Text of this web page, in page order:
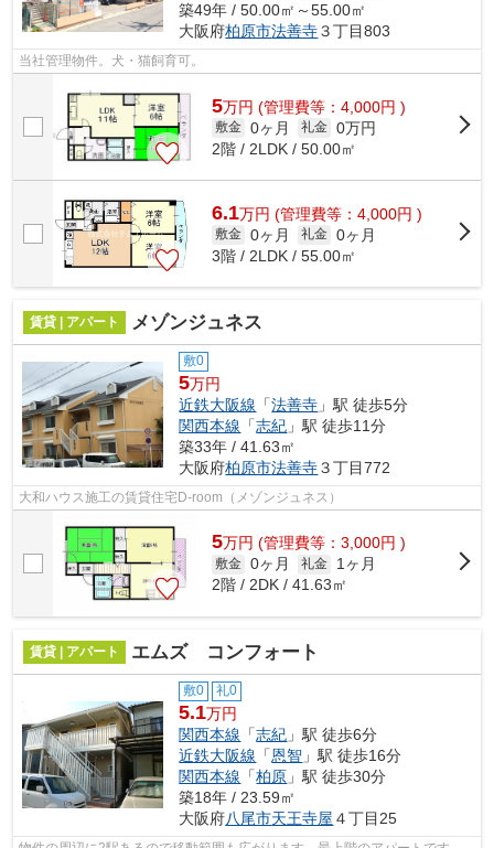
築49年 / 50.00㎡～55.00㎡
大阪府柏原市法善寺３丁目803
当社管理物件。犬・猫飼育可。
5万円 (管理費等：4,000円 )
敷金 0ヶ月 礼金 0万円
2階 / 2LDK / 50.00㎡
6.1万円 (管理費等：4,000円 )
敷金 0ヶ月 礼金 0ヶ月
3階 / 2LDK / 55.00㎡
賃貸 | アパート メゾンジュネス
敷0
5万円
近鉄大阪線 「法善寺 」駅 徒歩5分
関西本線 「志紀 」駅 徒歩11分
築33年 / 41.63㎡
大阪府柏原市法善寺３丁目772
大和ハウス施工の賃貸住宅D-room（メゾンジュネス）
5万円 (管理費等：3,000円 )
敷金 0ヶ月 礼金
1ヶ月
2階 / 2DK / 41.63㎡
賃貸 | アパート エムズ コンフォート
敷0 礼0
5.1万円
関西本線 「志紀 」駅 徒歩6分
近鉄大阪線 「恩智 」駅 徒歩16分
関西本線 「柏原 」駅 徒歩30分
築18年 / 23.59㎡
大阪府八尾市天王寺屋 ４丁目25